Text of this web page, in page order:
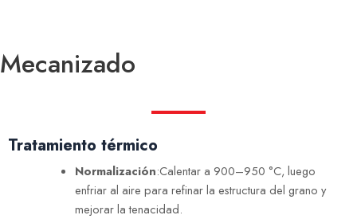
Mecanizado
Tratamiento térmico
Normalización:Calentar a 900–950 °C, luego
enfriar al aire para refinar la estructura del grano y
mejorar la tenacidad.